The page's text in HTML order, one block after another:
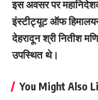
इस अवसर पर
इंस्टीट्यूट ऑफ
देहरादून श्री नितीश
उपस्थित थे।
You Might Also